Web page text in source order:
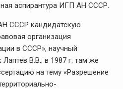
аспирантура ИГП АН СССР.
СССР кандидатскую
организация
в СССР», научный
В.В.; в 1987 г. там же
на тему «Разрешение